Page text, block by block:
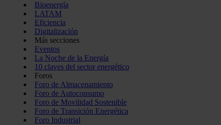
Bioenergía
LATAM
Eficiencia
Digitalización
Más secciones
Eventos
La Noche de la Energía
10 claves del sector energético
Foros
Foro de Almacenamiento
Foro de Autoconsumo
Foro de Movilidad Sostenible
Foro de Transición Energética
Foro Industrial